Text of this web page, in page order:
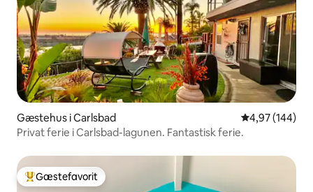
Gæstehus i Carlsbad 4,97 ud af 5 i
4,97 (144)
Privat ferie i Carlsbad-lagunen. Fantastisk ferie.
Bedste gæstefavorit
Gæstefavorit